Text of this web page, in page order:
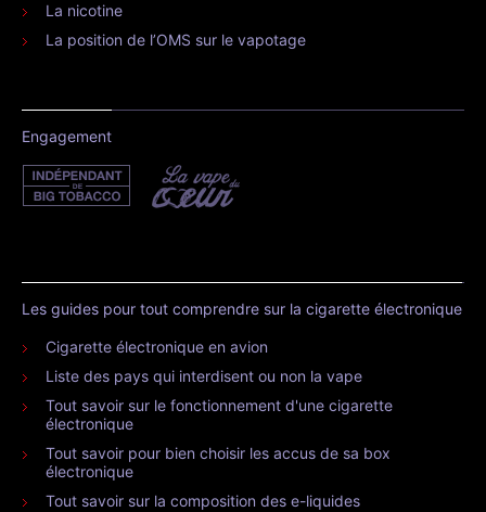
La nicotine
La position de l’OMS sur le vapotage
Engagement
Les guides pour tout comprendre sur la cigarette électronique
Cigarette électronique en avion
Liste des pays qui interdisent ou non la vape
Tout savoir sur le fonctionnement d'une cigarette
électronique
Tout savoir pour bien choisir les accus de sa box
électronique
Tout savoir sur la composition des e-liquides